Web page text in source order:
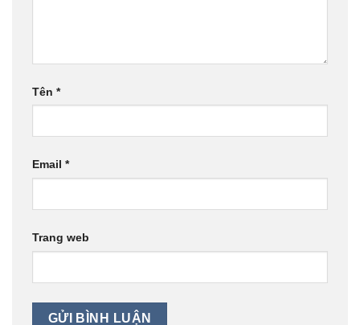
Tên *
Email *
Trang web